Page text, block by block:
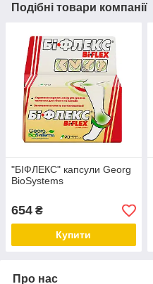
Подібні товари компанії
"БІФЛЕКС" капсули Georg
BioSystems
654 ₴
Купити
Про нас